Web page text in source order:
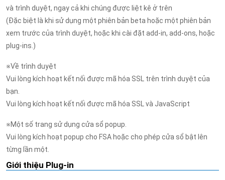
và trình duyệt, ngay cả khi chúng được liệt kê ở trên
(Đặc biệt là khi sử dụng một phiên bản beta hoặc một phiên bản
xem trước của trình duyệt, hoặc khi cài đặt add-in, add-ons, hoặc
plug-ins.)
※Về trình duyệt
Vui lòng kích hoạt kết nối được mã hóa SSL trên trình duyệt của
bạn.
Vui lòng kích hoạt kết nối được mã hóa SSL và JavaScript
※Một số trang sử dụng cửa sổ popup.
Vui lòng kích hoạt popup cho FSA hoặc cho phép cửa sổ bật lên
từng lần một.
Giới thiệu Plug-in